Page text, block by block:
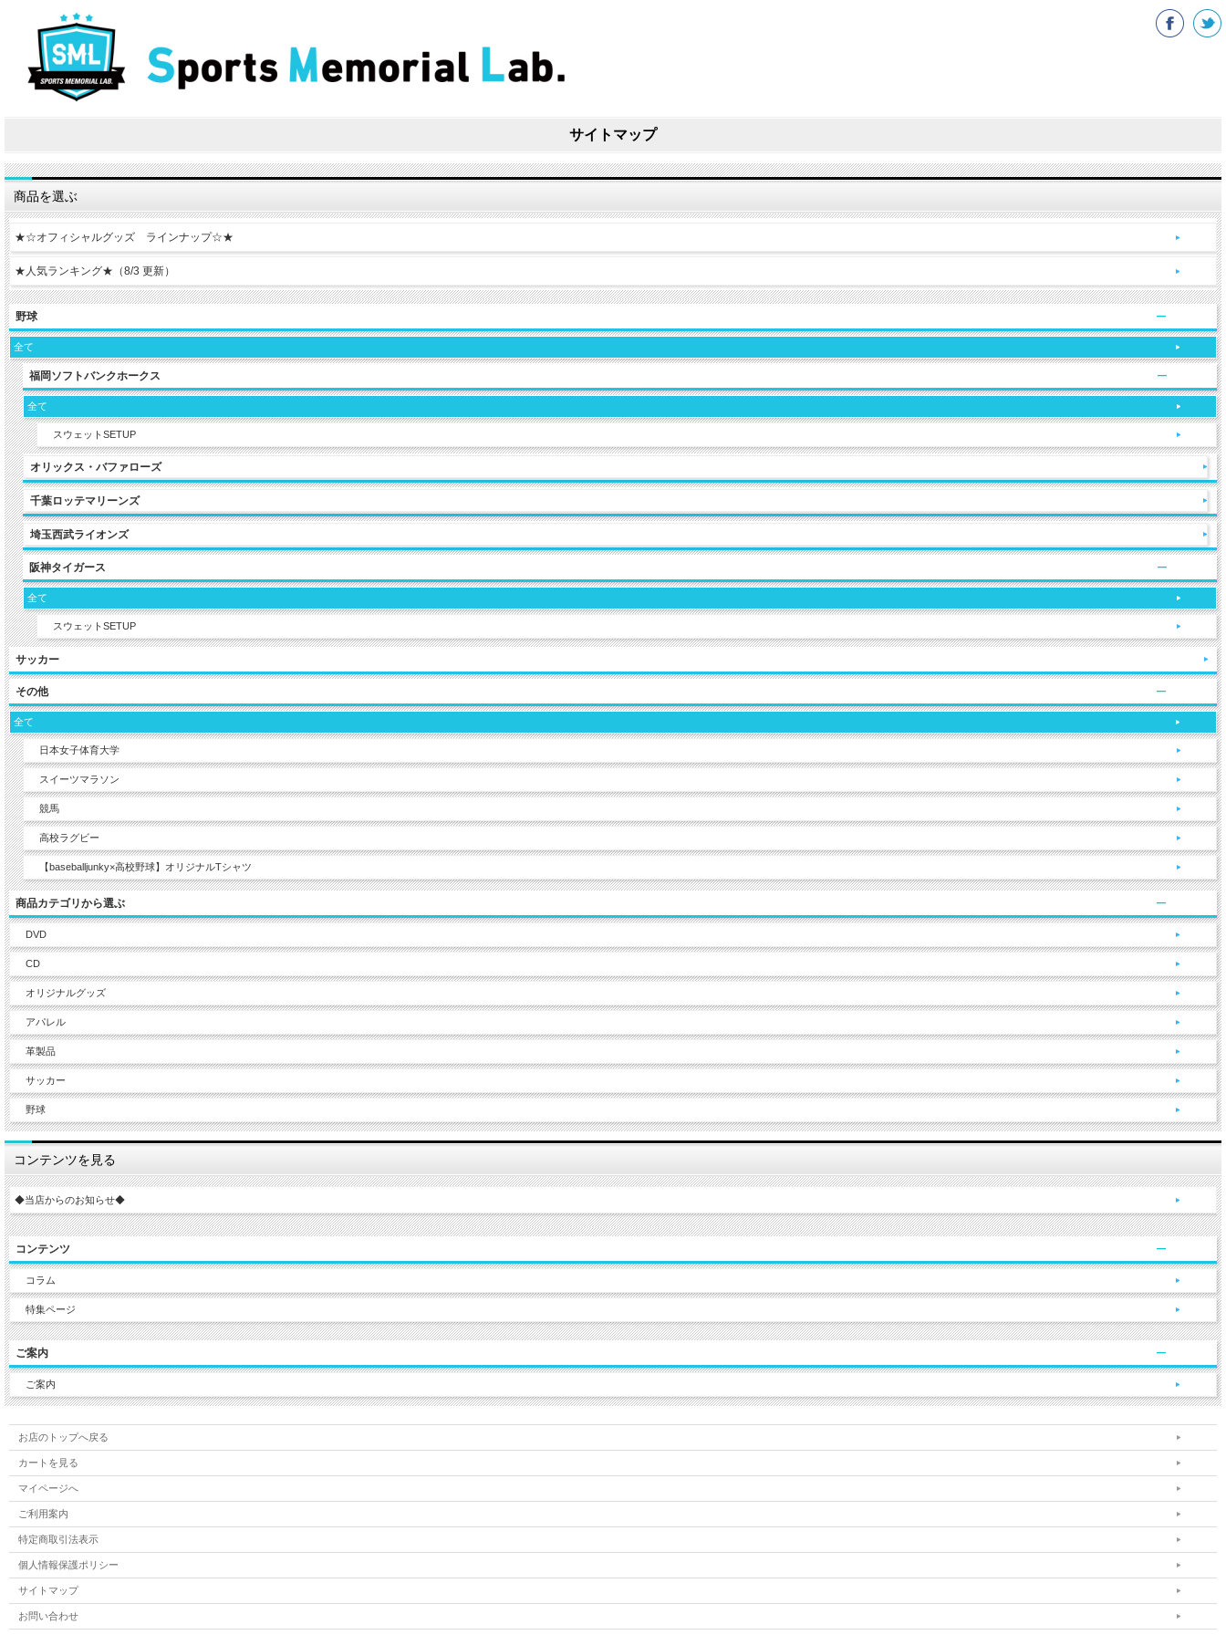
サイトマップ
商品を選ぶ
★☆オフィシャルグッズ ラインナップ☆★
★人気ランキング★（8/3 更新）
野球
全て
福岡ソフトバンクホークス
全て
スウェットSETUP
オリックス・バファローズ
千葉ロッテマリーンズ
埼玉西武ライオンズ
阪神タイガース
全て
スウェットSETUP
サッカー
その他
全て
日本女子体育大学
スイーツマラソン
競馬
高校ラグビー
【baseballjunky×高校野球】オリジナルTシャツ
商品カテゴリから選ぶ
DVD
CD
オリジナルグッズ
アパレル
革製品
サッカー
野球
コンテンツを見る
◆当店からのお知らせ◆
コンテンツ
コラム
特集ページ
ご案内
ご案内
お店のトップへ戻る
カートを見る
マイページへ
ご利用案内
特定商取引法表示
個人情報保護ポリシー
サイトマップ
お問い合わせ